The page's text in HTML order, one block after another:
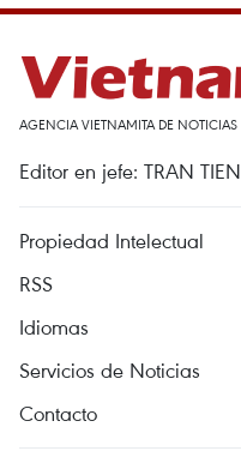
AGENCIA VIETNAMITA DE NOTICIAS
Editor en jefe: TRAN
Propiedad Intelectual
RSS
Idiomas
Servicios de Noticias
Contacto